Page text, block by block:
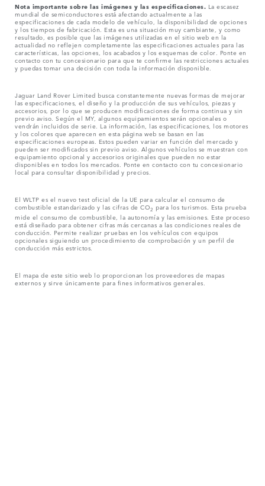
Nota importante sobre las imágenes y las especificaciones. La escasez
mundial de semiconductores está afectando actualmente a las
especificaciones de cada modelo de vehículo, la disponibilidad de opciones
y los tiempos de fabricación. Esta es una situación muy cambiante, y como
resultado, es posible que las imágenes utilizadas en el sitio web en la
actualidad no reflejen completamente las especificaciones actuales para las
características, las opciones, los acabados y los esquemas de color. Ponte en
contacto con tu concesionario para que te confirme las restricciones actuales
y puedas tomar una decisión con toda la información disponible.
Jaguar Land Rover Limited busca constantemente nuevas formas de mejorar
las especificaciones, el diseño y la producción de sus vehículos, piezas y
accesorios, por lo que se producen modificaciones de forma continua y sin
previo aviso. Según el MY, algunos equipamientos serán opcionales o
vendrán incluidos de serie. La información, las especificaciones, los motores
y los colores que aparecen en esta página web se basan en las
especificaciones europeas. Estos pueden variar en función del mercado y
pueden ser modificados sin previo aviso. Algunos vehículos se muestran con
equipamiento opcional y accesorios originales que pueden no estar
disponibles en todos los mercados. Ponte en contacto con tu concesionario
local para consultar disponibilidad y precios.
El WLTP es el nuevo test oficial de la UE para calcular el consumo de
combustible estandarizado y las cifras de CO2 para los turismos. Esta prueba
mide el consumo de combustible, la autonomía y las emisiones. Este proceso
está diseñado para obtener cifras más cercanas a las condiciones reales de
conducción. Permite realizar pruebas en los vehículos con equipos
opcionales siguiendo un procedimiento de comprobación y un perfil de
conducción más estrictos.
El mapa de este sitio web lo proporcionan los proveedores de mapas
externos y sirve únicamente para fines informativos generales.